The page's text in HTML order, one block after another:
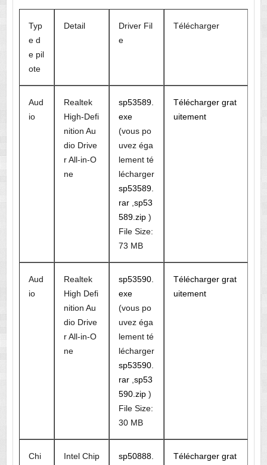
Typ
e d
e pil
ote
Detail
Driver Fil
e
Télécharger
Aud
io
Realtek
High-Defi
nition Au
dio Drive
r All-in-O
ne
sp53589.
exe
(vous po
uvez éga
lement té
lécharger
sp53589.
rar, sp53
589.zip)
File Size:
73 MB
Télécharger grat
uitement
Aud
io
Realtek
High Defi
nition Au
dio Drive
r All-in-O
ne
sp53590.
exe
(vous po
uvez éga
lement té
lécharger
sp53590.
rar, sp53
590.zip)
File Size:
30 MB
Télécharger grat
uitement
Chi
Intel Chip
sp50888.
Télécharger grat